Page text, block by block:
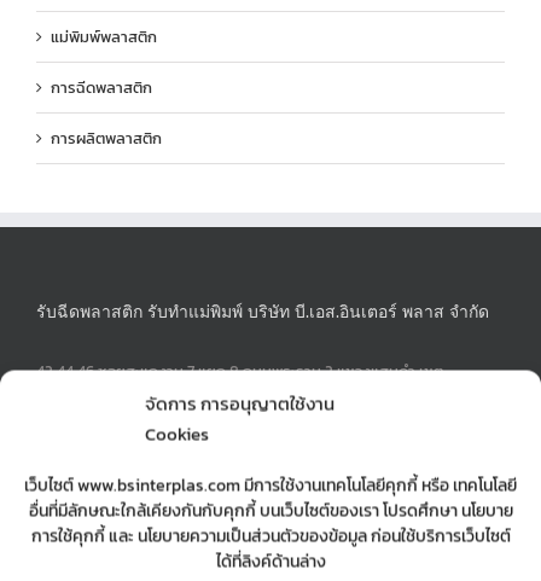
จัดการ การอนุญาตใช้งาน
Cookies
เว็บไซต์ www.bsinterplas.com มีการใช้งานเทคโนโลยีคุกกี้ หรือ เทคโนโลยี
อื่นที่มีลักษณะใกล้เคียงกันกับคุกกี้ บนเว็บไซต์ของเรา โปรดศึกษา นโยบาย
การใช้คุกกี้ และ นโยบายความเป็นส่วนตัวของข้อมูล ก่อนใช้บริการเว็บไซต์
ได้ที่ลิงค์ด้านล่าง
แม่พิมพ์พลาสติก
การฉีดพลาสติก
การผลิตพลาสติก
รับฉีดพลาสติก รับทำแม่พิมพ์ บริษัท บี.เอส.อินเตอร์ พลาส จำกัด
42,44,46 ซอยสะแกงาม 7 แยก 8 ถนนพระราม 2 แขวงแสมดำ เขต
บางขุนเทียน กรุงเทพฯ 10150
0890715999 | 0623650556
Fax: 028970247
Email:sopa.manager@gmail.com
Web:รับฉีดพาสติก รับทำแม่พิมพ์ บริษัท บี.เอส. อินเตอร์ พลาส จำกัด